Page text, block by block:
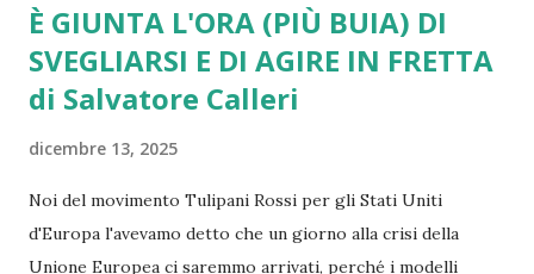
È GIUNTA L'ORA (PIÙ BUIA) DI
SVEGLIARSI E DI AGIRE IN FRETTA
di Salvatore Calleri
dicembre 13, 2025
Noi del movimento Tulipani Rossi per gli Stati Uniti
d'Europa l'avevamo detto che un giorno alla crisi della
Unione Europea ci saremmo arrivati, perché i modelli